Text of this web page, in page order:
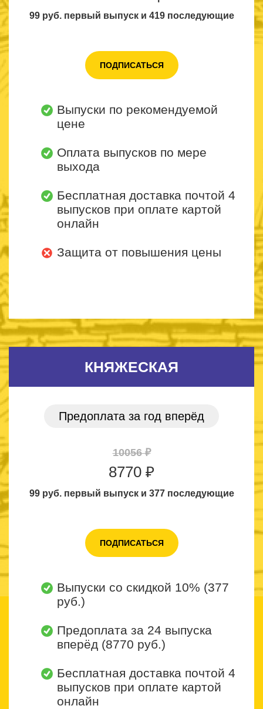
99 руб. первый выпуски 419 последующие
ПОДПИСАТЬСЯ
Выпуски по рекомендуемой
цене
Оплата выпусков по мере
выхода
Бесплатная доставка почтой 4
выпусков при оплате картой
онлайн
Защита от повышения цены
КНЯЖЕСКАЯ
Предоплата за год вперёд
10056 ₽
8770 ₽
99 руб. первый выпуски 377 последующие
ПОДПИСАТЬСЯ
Выпуски со скидкой 10% (377
руб.)
Предоплата за 24 выпуска
вперёд (8770 руб.)
Бесплатная доставка почтой 4
выпусков при оплате картой
онлайн